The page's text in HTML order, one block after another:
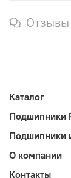
Отзывы
Каталог
Подшипники
Подшипники
О компании
Контакты